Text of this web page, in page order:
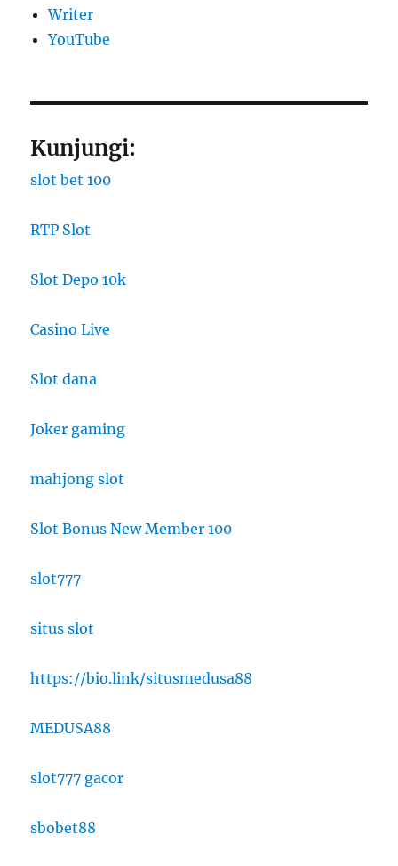
Writer
YouTube
Kunjungi:
slot bet 100
RTP Slot
Slot Depo 10k
Casino Live
Slot dana
Joker gaming
mahjong slot
Slot Bonus New Member 100
slot777
situs slot
https://bio.link/situsmedusa88
MEDUSA88
slot777 gacor
sbobet88